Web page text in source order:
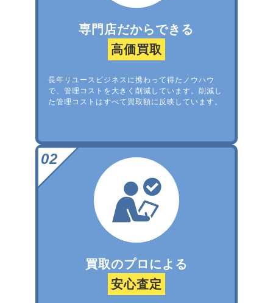
専門店だからできる
高価買取
長年リユースビジネスに携わって得たノウハウ
で、管理コストを大きく削減しています。削減し
た管理コストはすべて買取額に反映しています。
買取のプロによる
安心査定